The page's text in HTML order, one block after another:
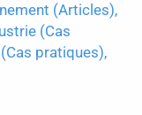
(Articles),
(Cas
pratiques),